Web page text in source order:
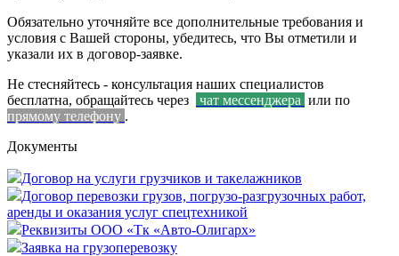
Обязательно уточняйте все дополнительные требования и
условия с Вашей стороны, убедитесь, что Вы отметили и
указали их в договор-заявке.
Не стесняйтесь - консультация наших специалистов
бесплатна, обращайтесь через
чат мессенджера или по
прямому телефону .
Документы
Договор на услуги грузчиков и такелажников
Договор перевозки грузов, погрузо-разгрузочных работ,
аренды и оказания услуг спецтехникой
Реквизиты ООО «Тк «Авто-Олигарх»
Заявка на грузоперевозку